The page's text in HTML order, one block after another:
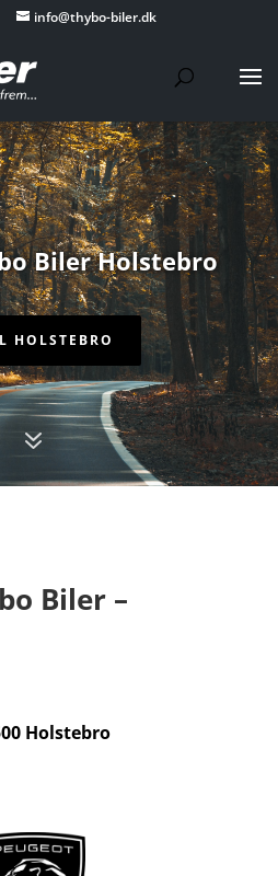
info@thybo-biler.dk
Biler Holstebro
HOLSTEBRO
7
Biler –
Holstebro